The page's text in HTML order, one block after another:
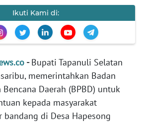
Ikuti Kami di:
-Bupati Tapanuli Selatan
memerintahkan Badan
Daerah (BPBD) untuk
kepada masyarakat
di Desa Hapesong